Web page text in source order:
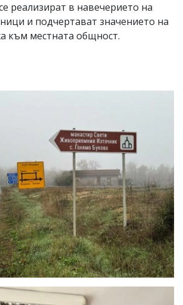
реализират в навечерието на
и подчертават значението на
към местната общност.